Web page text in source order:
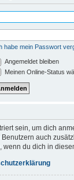
habe mein Passwort
Angemeldet bleiben
Meinen Online-Status
sein, um dich
auch
du dich in